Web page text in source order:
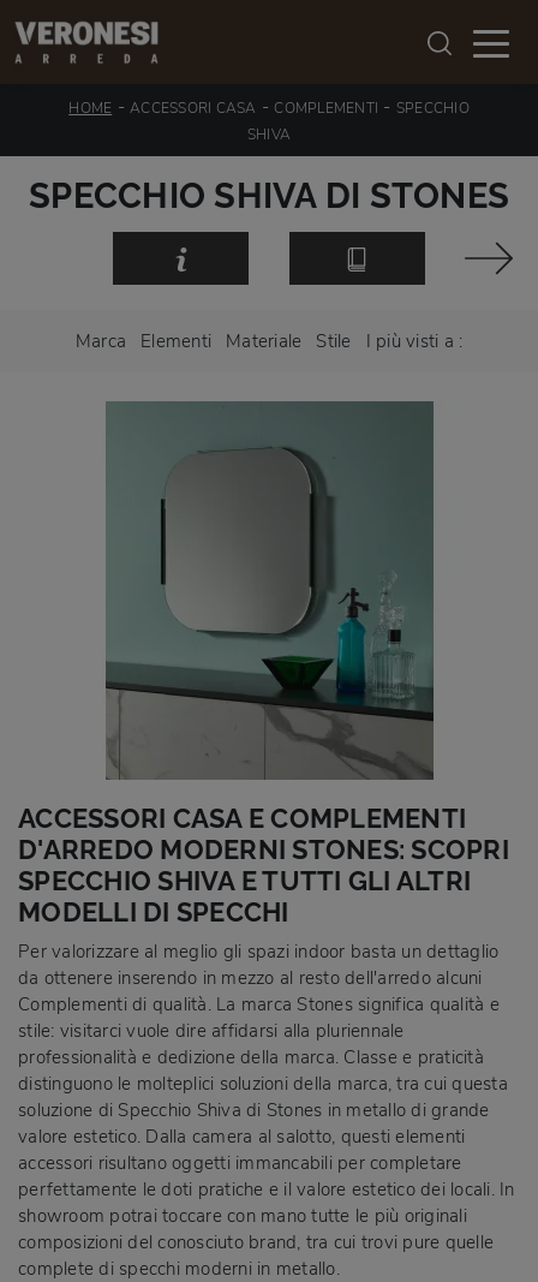
HOME - ACCESSORI CASA - COMPLEMENTI - SPECCHIO
SHIVA
SPECCHIO SHIVA DI STONES
Marca Elementi Materiale Stile I più visti a :
ACCESSORI CASA E COMPLEMENTI
D'ARREDO MODERNI STONES: SCOPRI
SPECCHIO SHIVA E TUTTI GLI ALTRI
MODELLI DI SPECCHI
Per valorizzare al meglio gli spazi indoor basta un dettaglio
da ottenere inserendo in mezzo al resto dell'arredo alcuni
Complementi di qualità. La marca Stones significa qualità e
stile: visitarci vuole dire affidarsi alla pluriennale
professionalità e dedizione della marca. Classe e praticità
distinguono le molteplici soluzioni della marca, tra cui questa
soluzione di Specchio Shiva di Stones in metallo di grande
valore estetico. Dalla camera al salotto, questi elementi
accessori risultano oggetti immancabili per completare
perfettamente le doti pratiche e il valore estetico dei locali. In
showroom potrai toccare con mano tutte le più originali
composizioni del conosciuto brand, tra cui trovi pure quelle
complete di specchi moderni in metallo.